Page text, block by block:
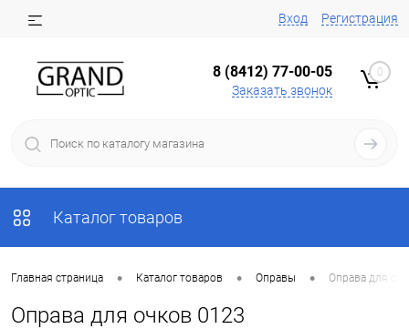
Вход Регистрация
8 (8412) 77-00-05
Заказать звонок
0
Каталог товаров
Главная страница • Каталог товаров • Оправы • Оправа для
Оправа для очков 0123